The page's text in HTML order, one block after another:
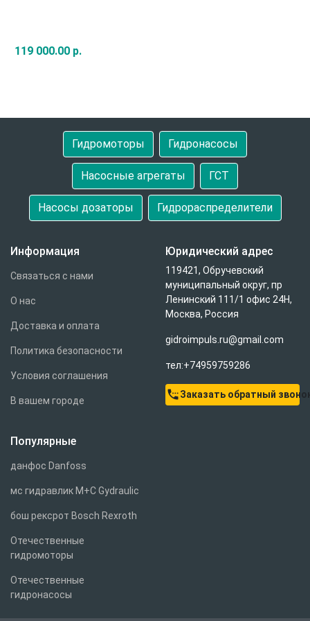
119 000.00 р.
Гидромоторы Гидронасосы
Насосные агрегаты ГСТ
Насосы дозаторы Гидрораспределители
Информация
Связаться с нами
О нас
Доставка и оплата
Политика безопасности
Условия соглашения
В вашем городе
Юридический адрес
119421, Обручевский
муниципальный округ, пр
Ленинский 111/1 офис 24Н,
Москва, Россия
gidroimpuls.ru@gmail.com
тел:+74959759286
settings_phoneЗаказать обратный
Популярные
данфос Danfoss
мс гидравлик M+C Gydraulic
бош рексрот Bosch Rexroth
Отечественные
гидромоторы
Отечественные
гидронасосы